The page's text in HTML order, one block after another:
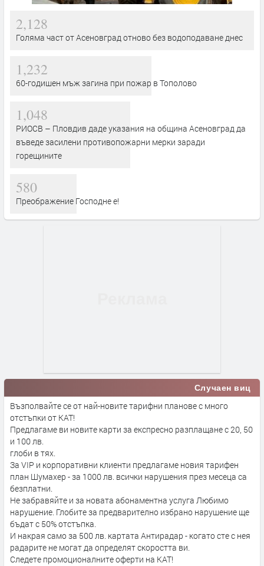
2,128
Голяма част от Асеновград отново без водоподаване днес
1,232
60-годишен мъж загина при пожар в Тополово
1,048
РИОСВ – Пловдив даде указания на община Асеновград да
въведе засилени противопожарни мерки заради
горещините
580
Преображение Господне е!
Случаен виц
Възполвайте се от най-новите тарифни планове с много
отстъпки от КАТ!
Предлагаме ви новите карти за експресно разплащане с 20, 50
и 100 лв.
глоби в тях.
За VIP и корпоративни клиенти предлагаме новия тарифен
план Шумахер - за 1000 лв. всички нарушения през месеца са
безплатни.
Не забравяйте и за новата абонаментна услуга Любимо
нарушение. Глобите за предварително избрано нарушение ще
бъдат с 50% отстъпка.
И накрая само за 500 лв. картата Антирадар - когато сте с нея
радарите не могат да определят скоростта ви.
Следете промоционалните оферти на КАТ!